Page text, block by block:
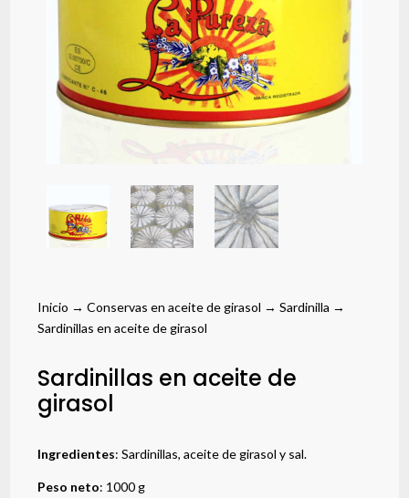
Inicio →Conservas en aceite de girasol →Sardinilla →
Sardinillas en aceite de girasol
Sardinillas en aceite de
girasol
Ingredientes: Sardinillas, aceite de girasol y sal.
Peso neto: 1000 g